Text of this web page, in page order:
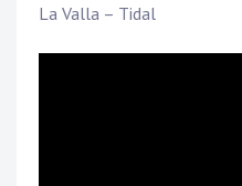
La Valla – Tidal